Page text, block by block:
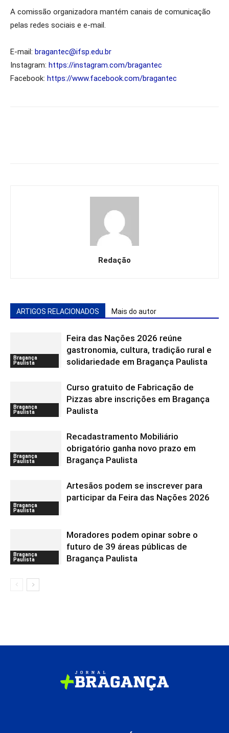
A comissão organizadora mantém canais de comunicação
pelas redes sociais e e-mail.
E-mail: bragantec@ifsp.edu.br
Instagram: https://instagram.com/bragantec
Facebook: https://www.facebook.com/bragantec
Redação
ARTIGOS RELACIONADOS Mais do autor
Bragança
Paulista
Feira das Nações 2026 reúne
gastronomia, cultura, tradição rural e
solidariedade em Bragança Paulista
Bragança
Paulista
Curso gratuito de Fabricação de
Pizzas abre inscrições em Bragança
Paulista
Bragança
Paulista
Recadastramento Mobiliário
obrigatório ganha novo prazo em
Bragança Paulista
Bragança
Paulista
Artesãos podem se inscrever para
participar da Feira das Nações 2026
Bragança
Paulista
Moradores podem opinar sobre o
futuro de 39 áreas públicas de
Bragança Paulista